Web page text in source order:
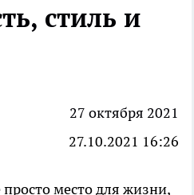
стиль и
27 октября 2021
27.10.2021 16:26
место для жизни,